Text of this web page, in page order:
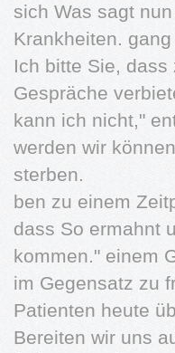
sich Was sagt
Krankheiten.
Ich bitte Sie,
Gespräche
kann ich nicht,"
werden wir
sterben.
ben zu einem
dass So ermahnt
kommen." einem
im Gegensatz zu
Patienten heute
Bereiten wir uns